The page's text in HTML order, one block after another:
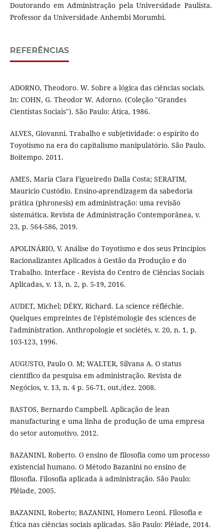
Doutorando em Administração pela Universidade Paulista.
Professor da Universidade Anhembi Morumbi.
REFERÊNCIAS
ADORNO, Theodoro. W. Sobre a lógica das ciências sociais.
In: COHN, G. Theodor W. Adorno. (Coleção "Grandes
Cientistas Sociais"). São Paulo: Ática, 1986.
ALVES, Giovanni. Trabalho e subjetividade: o espírito do
Toyotismo na era do capitalismo manipulatório. São Paulo.
Boitempo. 2011.
AMES, Maria Clara Figueiredo Dalla Costa; SERAFIM,
Maurício Custódio. Ensino-aprendizagem da sabedoria
prática (phronesis) em administração: uma revisão
sistemática. Revista de Administração Contemporânea, v.
23, p. 564-586, 2019.
APOLINÁRIO, V. Análise do Toyotismo e dos seus Princípios
Racionalizantes Aplicados à Gestão da Produção e do
Trabalho. Interface - Revista do Centro de Ciências Sociais
Aplicadas, v. 13, n. 2, p. 5-19, 2016.
AUDET, Michel; DÉRY, Richard. La science réfléchie.
Quelques empreintes de l'épistémologie des sciences de
l'administration. Anthropologie et sociétés, v. 20, n. 1, p.
103-123, 1996.
AUGUSTO, Paulo O. M; WALTER, Silvana A. O status
científico da pesquisa em administração. Revista de
Negócios, v. 13, n. 4 p. 56-71, out./dez. 2008.
BASTOS, Bernardo Campbell. Aplicação de lean
manufacturing e uma linha de produção de uma empresa
do setor automotivo. 2012.
BAZANINI, Roberto. O ensino de filosofia como um processo
existencial humano. O Método Bazanini no ensino de
filosofia. Filosofia aplicada à administração. São Paulo:
Plêiade, 2005.
BAZANINI, Roberto; BAZANINI, Homero Leoni. Filosofia e
Ética nas ciências sociais aplicadas. São Paulo: Plêiade, 2014.